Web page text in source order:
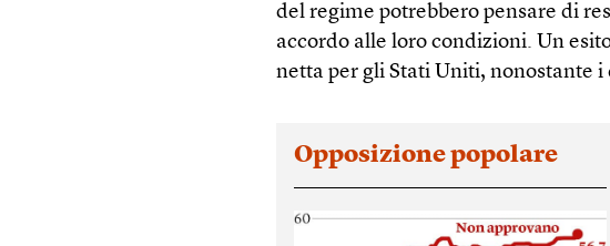
del regime potrebbero pensare di
accordo alle loro condizioni. Un
netta per gli Stati Uniti, nonostante
Opposizione popolare